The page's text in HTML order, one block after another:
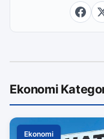
Ekonomi
Ekonomi